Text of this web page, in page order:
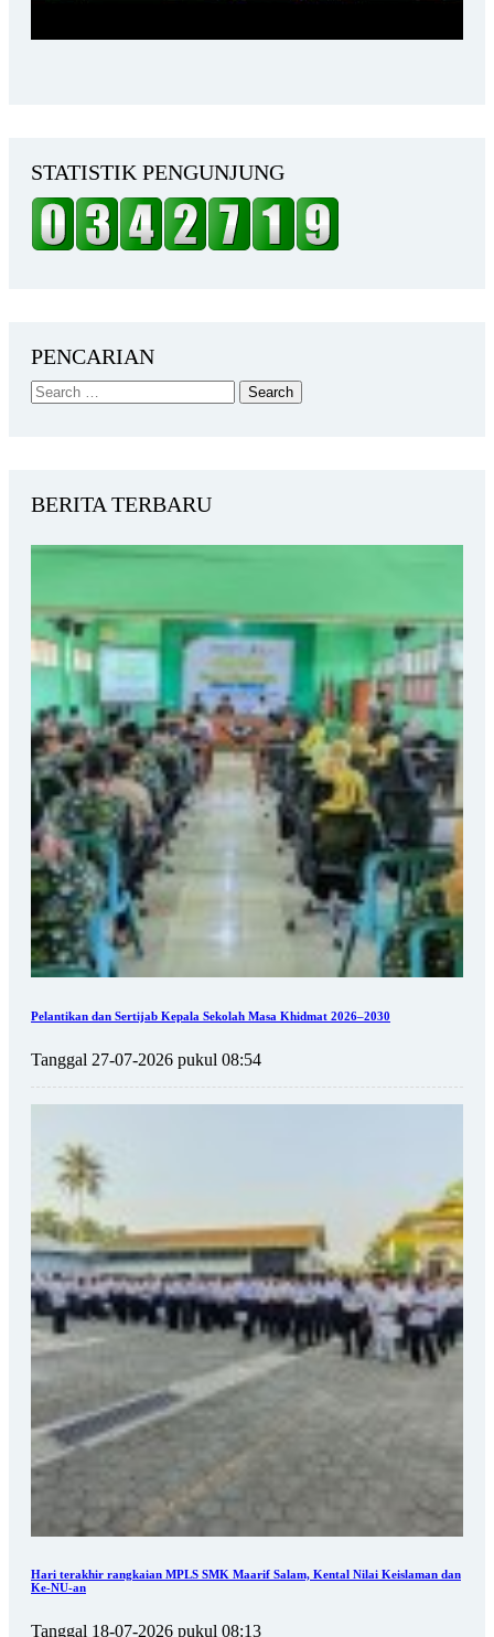
STATISTIK PENGUNJUNG
PENCARIAN
BERITA TERBARU
Pelantikan dan Sertijab Kepala Sekolah Masa Khidmat 2026–2030
Tanggal 27-07-2026 pukul 08:54
Hari terakhir rangkaian MPLS SMK Maarif Salam, Kental Nilai Keislaman dan
Ke-NU-an
Tanggal 18-07-2026 pukul 08:13